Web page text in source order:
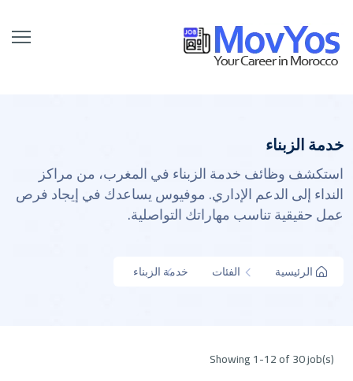
خدمة الزبناء
استكشف وظائف خدمة الزبناء في المغرب، من مراكز
النداء إلى الدعم الإداري. موفيوس يساعدك في إيجاد فرص
عمل حقيقية تناسب مهاراتك التواصلية.
الرئيسية الفئات خدمة الزبناء
Showing 1-12 of 30 job(s)